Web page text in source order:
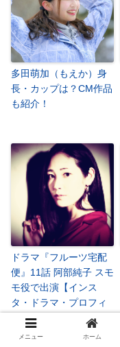
多田萌加（もえか）身
長・カップは？CM作品
も紹介！
ドラマ『フルーツ宅配
便』11話 阿部純子 スモ
モ役で出演【インス
タ・ドラマ・プロフィ
ール】
メニュー ホーム